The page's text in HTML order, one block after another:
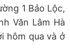
1 Bảo Lộc,
Văn Lâm Hà
hôm qua và ở